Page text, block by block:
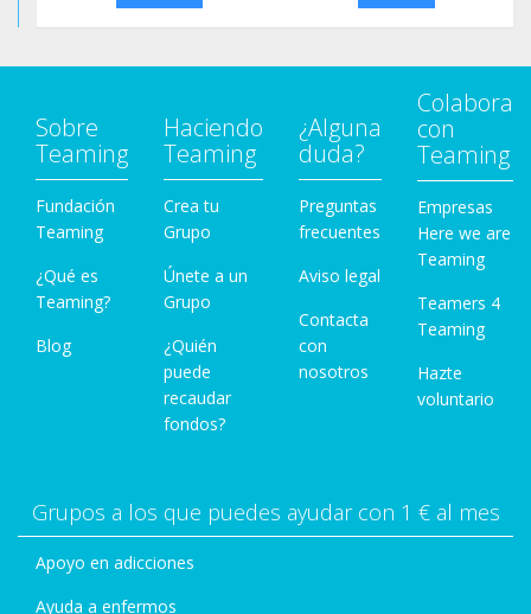
Sobre
Teaming
Fundación
Teaming
¿Qué es
Teaming?
Blog
Haciendo
Teaming
Crea tu
Grupo
Únete a un
Grupo
¿Quién
puede
recaudar
fondos?
¿Alguna
duda?
Preguntas
frecuentes
Aviso legal
Contacta
con
nosotros
Colabora
con
Teaming
Empresas
Here we are
Teaming
Teamers 4
Teaming
Hazte
voluntario
Grupos a los que puedes ayudar con 1 € al mes
Apoyo en adicciones
Ayuda a enfermos